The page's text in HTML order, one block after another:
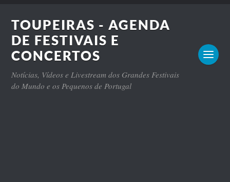
TOUPEIRAS - AGENDA
DE FESTIVAIS E
CONCERTOS
Notícias, Vídeos e Livestream dos Grandes Festivais
do Mundo e os Pequenos de Portugal